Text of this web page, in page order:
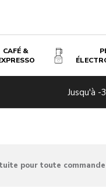
CAFÉ &
Jusqu'à -
pour toute